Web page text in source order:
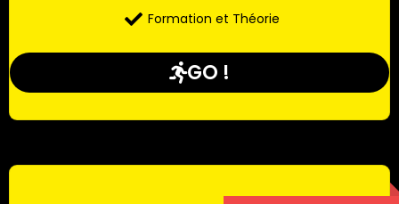
Formation et Théorie
GO !